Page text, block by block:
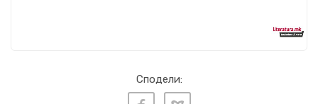
Сподели: